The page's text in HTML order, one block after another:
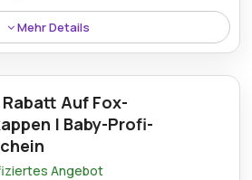
Mehr Details
Rabatt auf das Boat Challenger
Sie die Outdoor-Abenteuer
Rabatt Auf Fox-
| Baby-Profi-
Angebot